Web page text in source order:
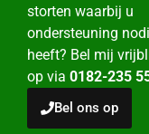
storten waarbij u
ondersteuning
heeft? Bel mij
op via 0182-235
Bel ons op